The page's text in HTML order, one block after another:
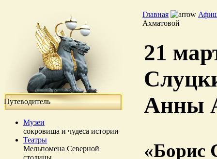
Путеводитель
Музеи
сокровища и чудеса истории
Театры
Мельпомена Северной
столицы
Главная
Ахматовой
21
Анны
«Борис